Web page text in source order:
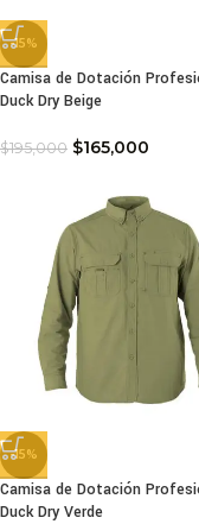
-15%
Camisa de Dotación
Duck Dry Beige
$195,000 $165,000
-15%
Camisa de Dotación
Duck Dry Verde